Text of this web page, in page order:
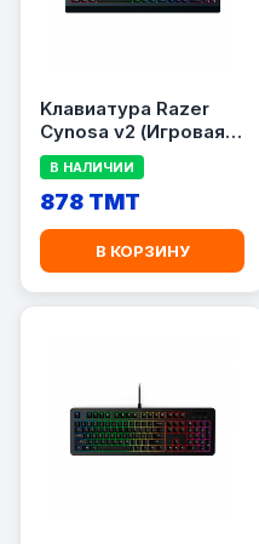
Kлавиатура Razer
Cynosa v2 (Игровая
мембранная
клавиатура с
подсветкой Chroma)
В НАЛИЧИИ
878 TMT
В КОРЗИНУ